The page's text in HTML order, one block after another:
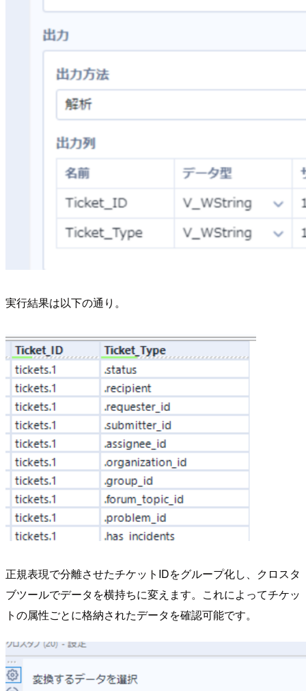
実行結果は以下の通り。
正規表現で分離させたチケットIDをグループ化し、クロスタ
ブツールでデータを横持ちに変えます。これによってチケッ
トの属性ごとに格納されたデータを確認可能です。